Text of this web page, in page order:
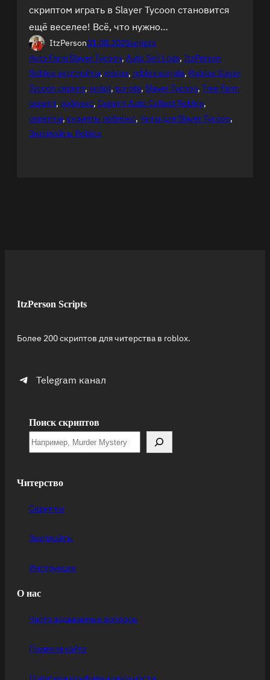
скриптом играть в Slayer Tycoon становится
ещё веселее! Всё, что нужно…
ItzPerson01.08.2025scripts
Auto Farm Slayer Tycoon, Auto Sell Logs, ItzPerson
Roblox эксплойты, roblox, roblox scripts, Roblox Slayer
Tycoon скрипт, script, scripts, Slayer Tycoon, Tree Farm
скрипт, роблокс, Скрипт Auto Collect Roblox
скрипты, скрипты роблокс, Читы для Slayer Tycoon
Эксплойты Roblox
ItzPerson Scripts
Более 200 скриптов для читерства в roblox.
Telegram канал
Поиск скриптов
Читерство
Скрипты
Эксплойты
Инструкции
О нас
Часто задаваемые вопросы
Правила сайта